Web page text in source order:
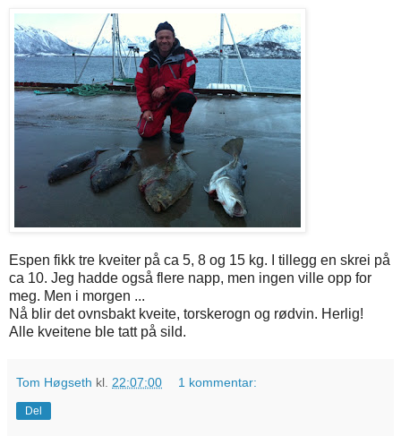
Espen fikk tre kveiter på ca 5, 8 og 15 kg. I tillegg en skrei på
ca 10. Jeg hadde også flere napp, men ingen ville opp for
meg. Men i morgen ...
Nå blir det ovnsbakt kveite, torskerogn og rødvin. Herlig!
Alle kveitene ble tatt på sild.
Tom Høgseth kl. 22:07:00 1 kommentar:
Del